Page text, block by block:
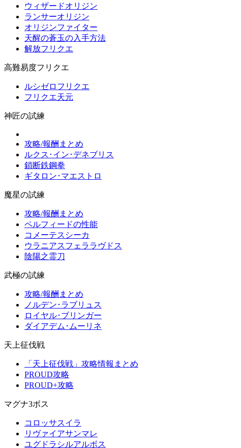
ウィザードオリジン
ランサーオリジン
オリジンファイター
天醒の蒼玉の入手方法
解放フリクエ
高難易度フリクエ
ルシゼロフリクエ
フリクエ天元
神匠の試練
攻略/報酬まとめ
ルクス･イン･デネブリス
鎖断鉄鋼拳
ギタロン･マエストロ
魔星の試練
攻略/報酬まとめ
ペルフィードの性能
コメーテスシーカ
ウラニアスフェララヴドス
陰陽之霊刀
武極の試練
攻略/報酬まとめ
ノルデン･ラブリュス
ロイヤル･ブリンガー
ダイアデム･ムーリネ
天上征伐戦
「天上征伐戦」攻略情報まとめ
PROUD攻略
PROUD+攻略
マグナ3ボス
コロッサスイラ
リヴァイアサンマレ
ユグドラシルアルボス